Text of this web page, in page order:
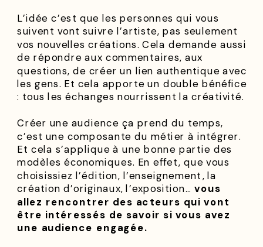
L’idée c’est que les personnes qui vous
suivent vont suivre l’artiste, pas seulement
vos nouvelles créations. Cela demande aussi
de répondre aux commentaires, aux
questions, de créer un lien authentique avec
les gens. Et cela apporte un double bénéfice
: tous les échanges nourrissent la créativité.
Créer une audience ça prend du temps,
c’est une composante du métier à intégrer.
Et cela s’applique à une bonne partie des
modèles économiques. En effet, que vous
choisissiez l’édition, l’enseignement, la
création d’originaux, l’exposition…vous
allez rencontrer des acteurs qui vont
être intéressés de savoir si vous avez
une audience engagée.